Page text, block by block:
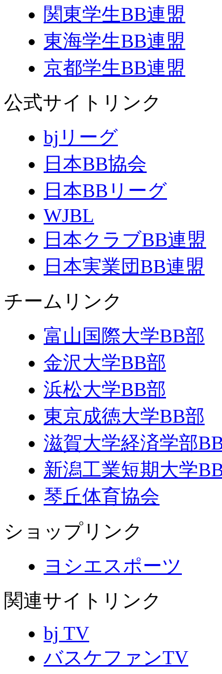
関東学生BB連盟
東海学生BB連盟
京都学生BB連盟
公式サイトリンク
bjリーグ
日本BB協会
日本BBリーグ
WJBL
日本クラブBB連盟
日本実業団BB連盟
チームリンク
富山国際大学BB部
金沢大学BB部
浜松大学BB部
東京成徳大学BB部
滋賀大学経済学部
新潟工業短期大学
琴丘体育協会
ショップリンク
ヨシエスポーツ
関連サイトリンク
bj TV
バスケファンTV